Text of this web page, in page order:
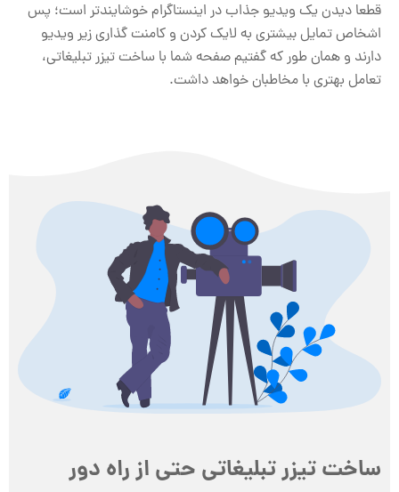
قطعا دیدن یک ویدیو جذاب در اینستاگرام خوشایندتر است؛ پس
اشخاص تمایل بیشتری به لایک کردن و کامنت گذاری زیر ویدیو
دارند و همان طور که گفتیم صفحه شما با ساخت تیزر تبلیغاتی،
تعامل بهتری با مخاطبان خواهد داشت.
ساخت تیزر تبلیغاتی حتی از راه دور